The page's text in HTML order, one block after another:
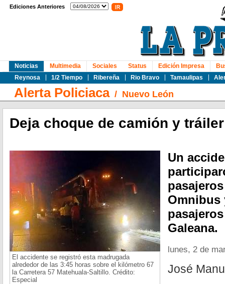
Ediciones Anteriores
Noticias
Reynosa
1/2 Tiempo Ribereña Rio Bravo Tamaulipas
Multimedia Sociales Status Edición Impresa
Alerta Policiaca/ Nuevo León
Deja choque de camión y
El accidente se registró esta madrugada
alrededor de las 3:45 horas sobre el kilómetro 67
la Carretera 57 Matehuala-Saltillo. Crédito:
Especial
Un
Omnibus
Galeana.
lunes, 2 de
José